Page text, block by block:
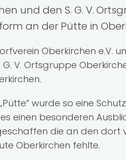
und den S. G. V.
an der Pütte in
Oberkirchen e.V.
V. Ortsgruppe
wurde so eine
einen besonderen
die an den dort
Oberkirchen fehlte.